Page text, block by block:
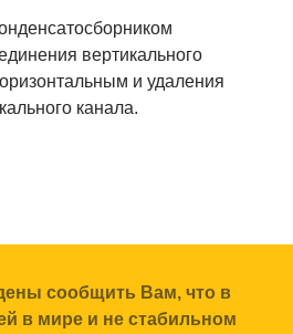
вертикального
и удаления
канала.
сообщить Вам, что в
в мире и не стабильном